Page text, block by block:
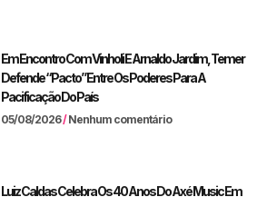
Em Encontro Com Vinholi E Arnaldo Jardim, Temer
Defende “pacto” Entre Os Poderes Para A
Pacificação Do País
05/08/2026 Nenhum comentário
Luiz Caldas Celebra Os 40 Anos Do Axé Music Em